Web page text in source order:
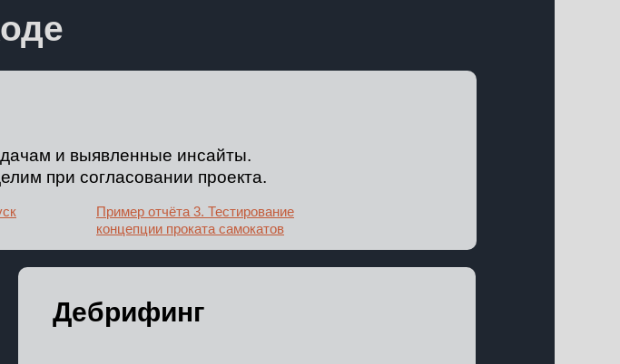
Дебрифинг
и выявленные инсайты.
при согласовании проекта.
Пример отчёта 3. Тестирование
концепции проката самокатов